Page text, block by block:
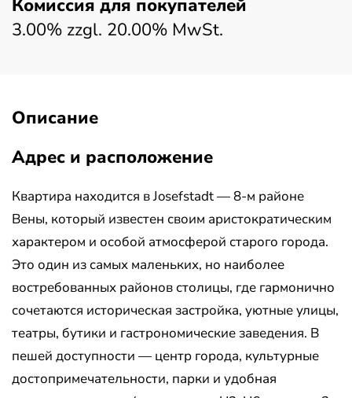
Комиссия для покупателей
3.00% zzgl. 20.00% MwSt.
Описание
Адрес и расположение
Квартира находится в Josefstadt — 8-м районе
Вены, который известен своим аристократическим
характером и особой атмосферой старого города.
Это один из самых маленьких, но наиболее
востребованных районов столицы, где гармонично
сочетаются историческая застройка, уютные улицы,
театры, бутики и гастрономические заведения. В
пешей доступности — центр города, культурные
достопримечательности, парки и удобная